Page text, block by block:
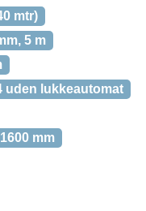
mtr)
5 m
uden lukkeautomat
mm